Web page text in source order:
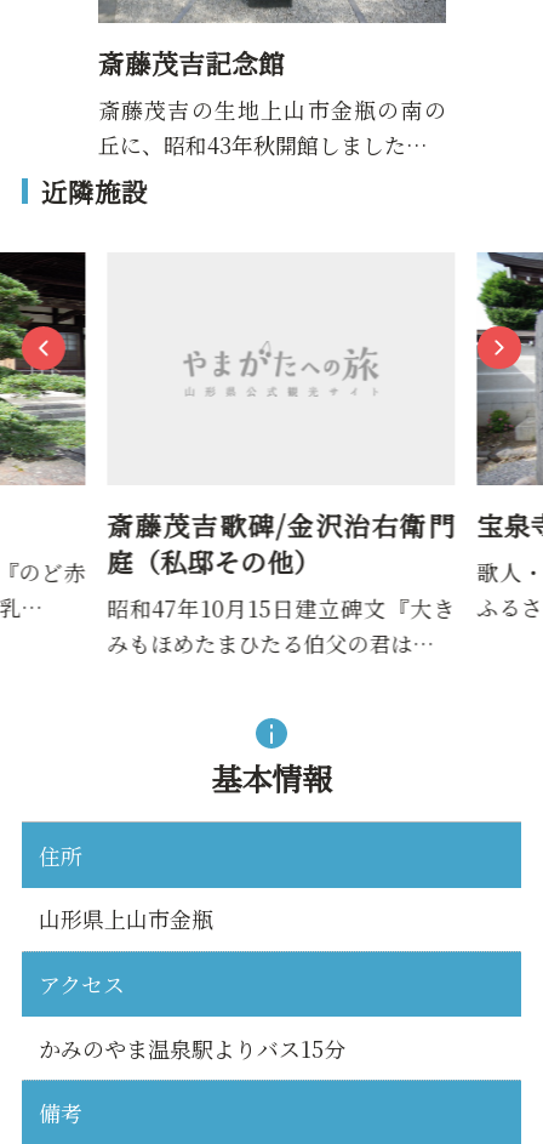
斎藤茂吉記念館
斎藤茂吉の生地上山市金瓶の南の
丘に、昭和43年秋開館しました…
近隣施設
のど赤
…
斎藤茂吉歌碑/金沢治右衛門
庭（私邸その他）
昭和47年10月15日建立碑文『大き
みもほめたまひたる伯父の君は…
宝泉
歌人
ふる
基本情報
住所
山形県上山市金瓶
アクセス
かみのやま温泉駅よりバス15分
備考